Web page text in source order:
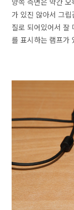
가 있진 않아서 그
질로 되어있어서 잘
를 표시하는 램프가